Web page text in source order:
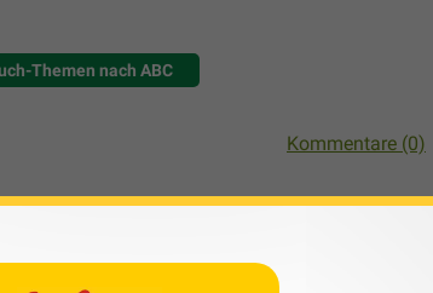
Themen nach ABC
Kommentare (0)
und bepflanzen
im Boden beschreibt, der nur langsam